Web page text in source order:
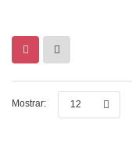
Mostrar: 12